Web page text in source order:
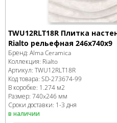
TWU12RLT18R Плитка
Rialto рельефная 246x740x9
Бренд: Alma Ceramica
Коллекция: Rialto
Артикул: TWU12RLT18R
Код товара: SD-273674-99
В коробке: 1.274 м2
Размер: 740x246 мм
Сроки доставки: 1-3 дня
в наличии